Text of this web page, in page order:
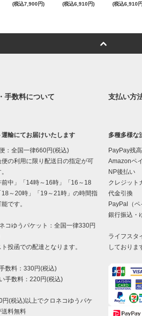
(税込7,900円)
(税込6,910円)
(税込6,910
手数料について
運輸にてお届けいたします
：全国一律660円(税込)
の利用に限り配送日の指定が可
中」「14時～16時」「16～18
18～20時」「19～21時」の時間指
です。
コゆうパケット：全国一律330円
投函での配達となります。
数料：330円(税込)
手数料：220円(税込)
円(税込)以上でクロネコゆうパケ
送料無料
支払い方
多種多様な
PayPay残
Amazonペイ
NP後払い
クレジット
代金引換
PayPal（
銀行振込・
ライフスタ
しておりま